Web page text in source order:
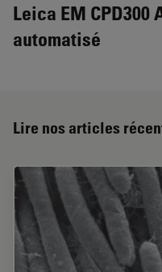
Leica EM CPD300
automatisé
Lire nos articles